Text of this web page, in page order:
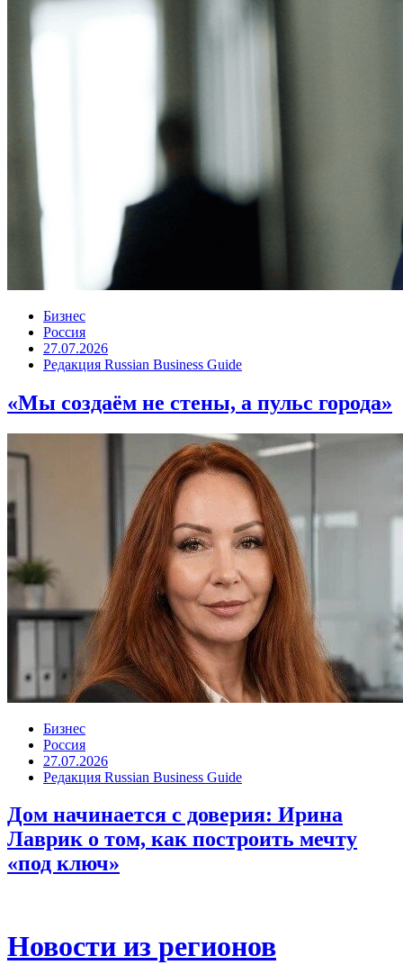
Бизнес
Россия
27.07.2026
Редакция Russian Business Guide
«Мы создаём не стены, а пульс города»
Бизнес
Россия
27.07.2026
Редакция Russian Business Guide
Дом начинается с доверия: Ирина
Лаврик о том, как построить мечту
«под ключ»
Новости из регионов